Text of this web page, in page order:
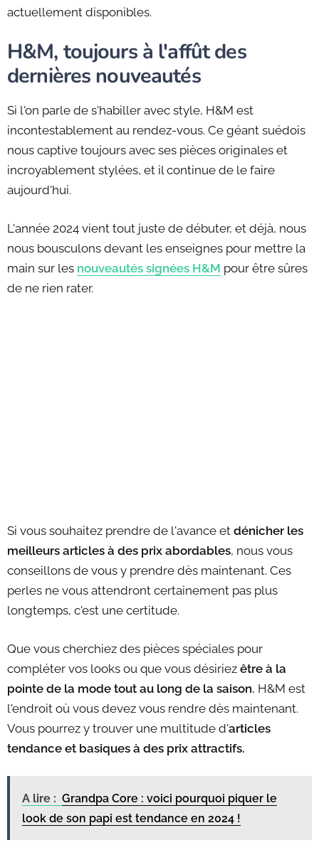
actuellement disponibles.
H&M, toujours à l'affût des
dernières nouveautés
Si l'on parle de s'habiller avec style, H&M est
incontestablement au rendez-vous. Ce géant suédois
nous captive toujours avec ses pièces originales et
incroyablement stylées, et il continue de le faire
aujourd'hui.
L'année 2024 vient tout juste de débuter, et déjà, nous
nous bousculons devant les enseignes pour mettre la
main sur les nouveautés signées H&M pour être sûres
de ne rien rater.
Si vous souhaitez prendre de l'avance et dénicher les
meilleurs articles à des prix abordables, nous vous
conseillons de vous y prendre dès maintenant. Ces
perles ne vous attendront certainement pas plus
longtemps, c'est une certitude.
Que vous cherchiez des pièces spéciales pour
compléter vos looks ou que vous désiriez être à la
pointe de la mode tout au long de la saison, H&M est
l'endroit où vous devez vous rendre dès maintenant.
Vous pourrez y trouver une multitude d'articles
tendance et basiques à des prix attractifs.
A lire : Grandpa Core : voici pourquoi piquer le
look de son papi est tendance en 2024 !